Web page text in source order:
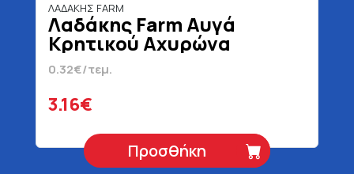
ΛΑΔΑΚΗΣ FARM
Λαδάκης Farm Αυγά
Κρητικού Αχυρώνα
Medium 53 - 63 gr 10
Τεμάχια
0.32€/τεμ.
3.16€
Προσθήκη